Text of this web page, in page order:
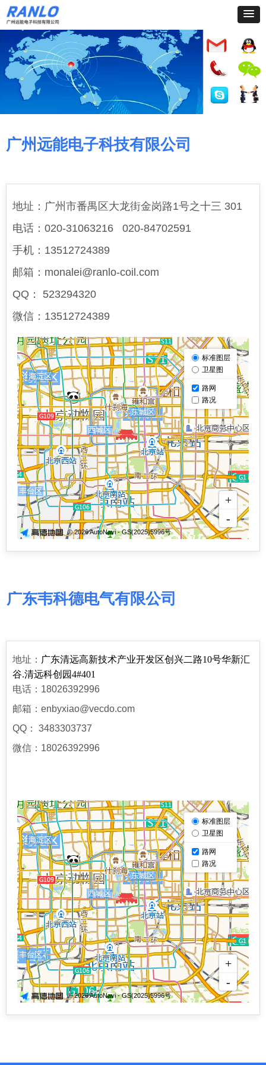
地址：广州市番禺区大龙街金岗路1号之十三 301
电话：020-31063216 020-84702591
手机：13512724389
邮箱：monalei@ranlo-coil.com
QQ： 523294320
微信：13512724389
广州远能电子科技有限公司
地址： 广东清远高新技术产业开发区创兴二路10号华新汇
谷.清远科创园4#401
电话：18026392996
邮箱：enbyxiao@vecdo.com
QQ： 3483303737
微信：18026392996
广东韦科德电气有限公司